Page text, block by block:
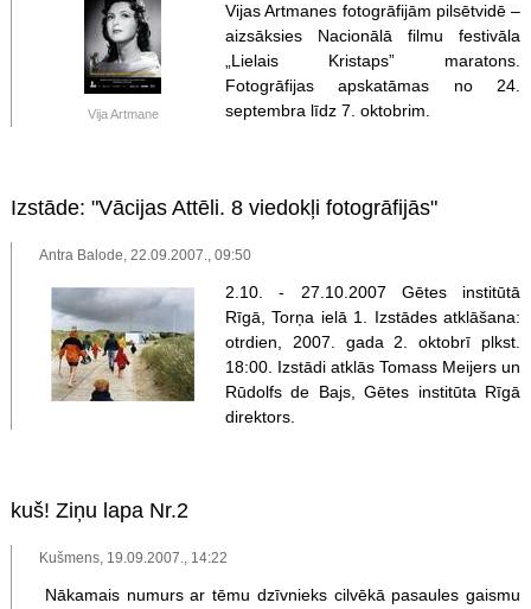
Vija Artmane
Vijas Artmanes fotogrāfijām pilsētvidē –
aizsāksies Nacionālā filmu festivāla
„Lielais Kristaps” maratons.
Fotogrāfijas apskatāmas no 24.
septembra līdz 7. oktobrim.
Izstāde: "Vācijas Attēli. 8 viedokļi fotogrāfijās"
Antra Balode, 22.09.2007., 09:50
2.10. - 27.10.2007 Gētes institūtā
Rīgā, Torņa ielā 1. Izstādes atklāšana:
otrdien, 2007. gada 2. oktobrī plkst.
18:00. Izstādi atklās Tomass Meijers un
Rūdolfs de Bajs, Gētes institūta Rīgā
direktors.
kuš! Ziņu lapa Nr.2
Kušmens, 19.09.2007., 14:22
Nākamais numurs ar tēmu dzīvnieks cilvēkā pasaules gaismu